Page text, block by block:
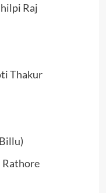
Raj
Thakur
Rathore